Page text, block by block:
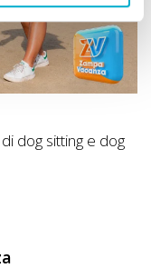
dog sitting e dog